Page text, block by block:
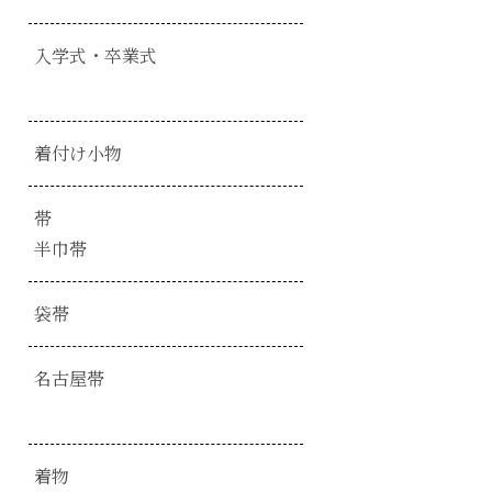
入学式・卒業式
着付け小物
帯
半巾帯
袋帯
名古屋帯
着物